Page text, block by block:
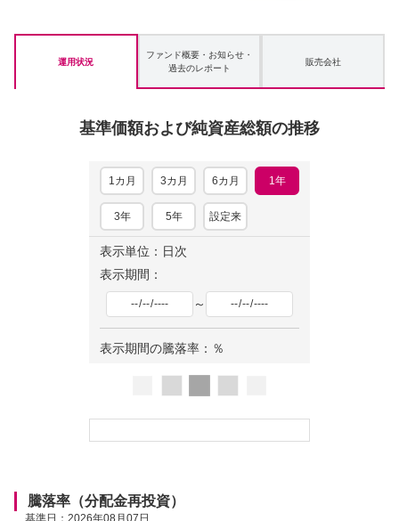
運用状況
ファンド概要・お知らせ・
過去のレポート
販売会社
基準価額および純資産総額の推移
1カ月 3カ月 6カ月 1年
3年 5年 設定来
表示単位：日次
表示期間：
～
表示期間の騰落率： ％
騰落率（分配金再投資）